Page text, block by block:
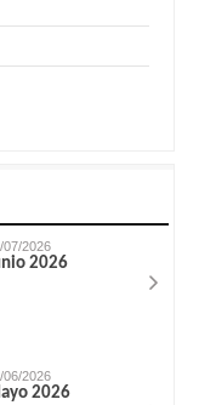
07/2026
2026
06/2026
2026